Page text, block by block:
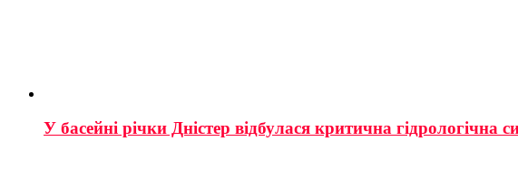
У басейні річки Дністер відбулася критична гідрологічна